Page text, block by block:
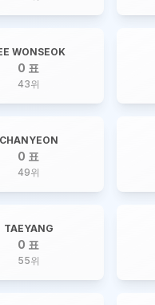
WONSEOK
0 표
43위
CHANYEON
0 표
49위
TAEYANG
0 표
55위